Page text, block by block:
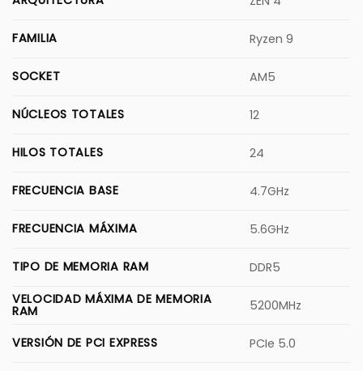
FAMILIA Ryzen 9
SOCKET AM5
NÚCLEOS TOTALES 12
HILOS TOTALES 24
FRECUENCIA BASE 4.7GHz
FRECUENCIA MÁXIMA 5.6GHz
TIPO DE MEMORIA RAM
DDR5
VELOCIDAD MÁXIMA DE MEMORIA
RAM 5200MHz
VERSIÓN DE PCI EXPRESS PCIe 5.0